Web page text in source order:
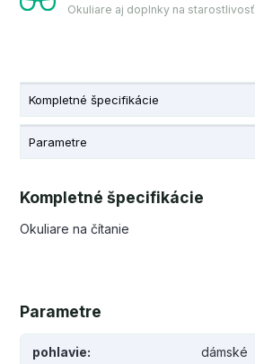
Okuliare aj doplnky na starostlivosť
Kompletné špecifikácie
Parametre
Kompletné špecifikácie
Okuliare na čítanie
Parametre
pohlavie dámské